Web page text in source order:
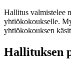
Hallitus valmistelee
yhtiökokoukselle.
yhtiökokouksen
Hallituksen